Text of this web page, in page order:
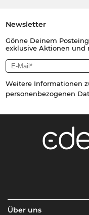
Newsletter
Gönne Deinem
exklusive Aktionen und
Weitere Informationen
personenbezogenen
Über uns